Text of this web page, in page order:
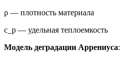
ρ — плотность материала
c_p — удельная теплоемкость
Модель деградации Аррениуса: